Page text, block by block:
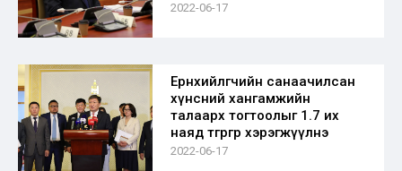
2022-06-17
Ерөнхийлөгчийн санаачилсан
хүнсний хангамжийн
талаарх тогтоолыг 1.7 их
наяд төгрөгөөр хэрэгжүүлнэ
2022-06-17